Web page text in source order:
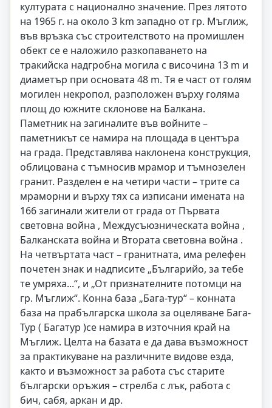
културата с национално значение. През лятото
на 1965 г. на около 3 km западно от гр. Мъглиж,
във връзка със строителството на промишлен
обект се е наложило разкопаването на
тракийска надгробна могила с височина 13 m и
диаметър при основата 48 m. Тя е част от голям
могилен некропол, разположен върху голяма
площ до южните склонове на Балкана.
Паметник на загиналите във войните –
паметникът се намира на площада в центъра
на града. Представлява наклонена конструкция,
облицована с тъмносив мрамор и тъмнозелен
гранит. Разделен е на четири части – трите са
мраморни и върху тях са изписани имената на
166 загинали жители от града от Първата
световна война , Междусъюзническата война ,
Балканската война и Втората световна война .
На четвъртата част – гранитната, има релефен
почетен знак и надписите „Българийо, за тебе
те умряха...“, и „От признателните потомци на
гр. Мъглиж“. Конна база „Бага-тур“ – конната
база на прабългарска школа за оцеляване Бага-
Тур ( Багатур )се намира в източния край на
Мъглиж. Целта на базата е да дава възможност
за практикуване на различните видове езда,
както и възможност за работа със старите
български оръжия – стрелба с лък, работа с
бич, сабя, аркан и др.